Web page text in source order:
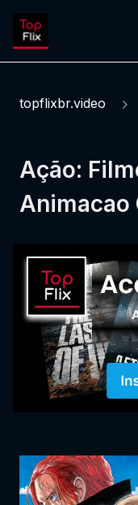
topflixbr.video
Ação:
Animacao